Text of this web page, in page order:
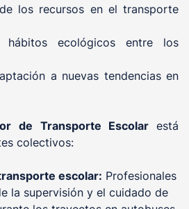
los recursos en el transporte
hábitos ecológicos entre los
a nuevas tendencias en
de Transporte Escolarestá
colectivos:
escolar: Profesionales
la supervisión y el cuidado de